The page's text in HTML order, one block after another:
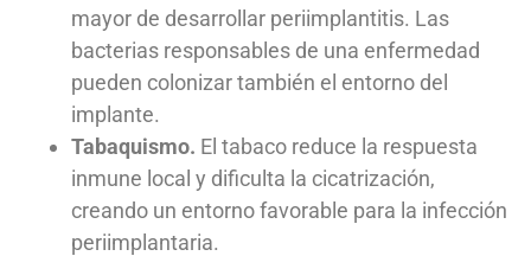
mayor de desarrollar periimplantitis. Las
bacterias responsables de una enfermedad
pueden colonizar también el entorno del
implante.
Tabaquismo. El tabaco reduce la respuesta
inmune local y dificulta la cicatrización,
creando un entorno favorable para la infección
periimplantaria.